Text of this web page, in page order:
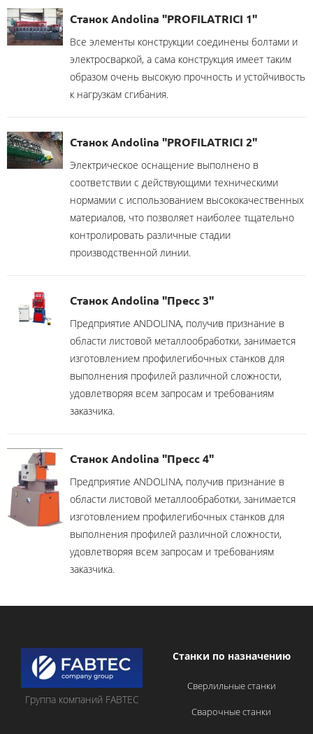
Станок Andolina "PROFILATRICI 1"
Все элементы конструкции соединены болтами и
электросваркой, а сама конструкция имеет таким
образом очень высокую прочность и устойчивость
к нагрузкам сгибания.
Станок Andolina "PROFILATRICI 2"
Электрическое оснащение выполнено в
соответствии с действующими техническими
нормамии с использованием высококачественных
материалов, что позволяет наиболее тщательно
контролировать различные стадии
производственной линии.
Станок Andolina "Пресс 3"
Предприятие ANDOLINA, получив признание в
области листовой металлообработки, занимается
изготовлением профилегибочных станков для
выполнения профилей различной сложности,
удовлетворяя всем запросам и требованиям
заказчика.
Станок Andolina "Пресс 4"
Предприятие ANDOLINA, получив признание в
области листовой металлообработки, занимается
изготовлением профилегибочных станков для
выполнения профилей различной сложности,
удовлетворяя всем запросам и требованиям
заказчика.
Группа компаний FABTEC
Станки по назначению
Сверлильные станки
Сварочные станки